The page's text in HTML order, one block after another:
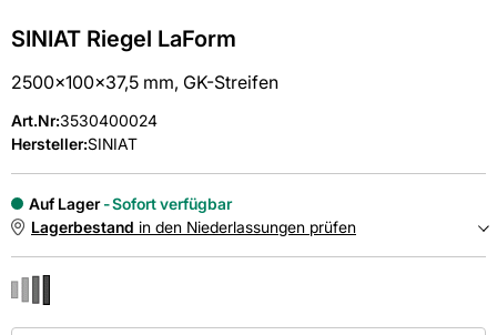
SINIAT Riegel LaForm
2500x100x37,5 mm, GK-Streifen
Art.Nr:3530400024
Hersteller:SINIAT
Auf Lager
Sofort verfügbar
Lagerbestand in den Niederlassungen prüfen